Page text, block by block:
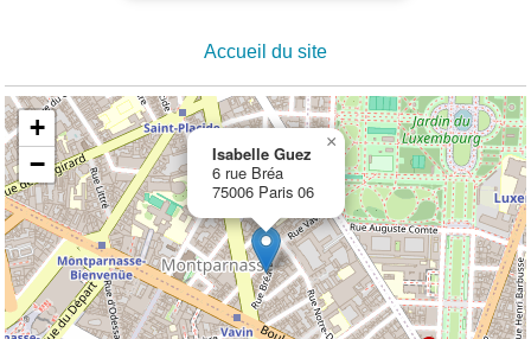
Accueil du site
Isabelle Guez
6 rue Bréa
75006 Paris 06
×
+
−